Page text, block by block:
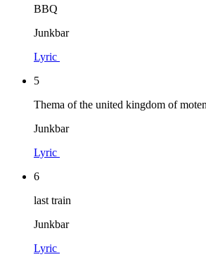
BBQ
Junkbar
Lyric
5
Thema of the united kingdom of
Junkbar
Lyric
6
last train
Junkbar
Lyric